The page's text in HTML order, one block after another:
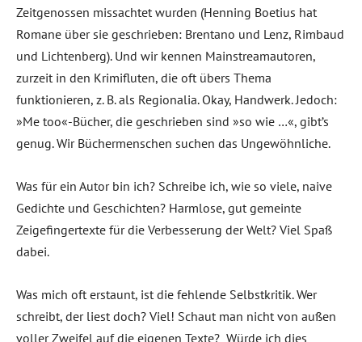
Zeitgenossen missachtet wurden (Henning Boetius hat
Romane über sie geschrieben: Brentano und Lenz, Rimbaud
und Lichtenberg). Und wir kennen Mainstreamautoren,
zurzeit in den Krimifluten, die oft übers Thema
funktionieren, z. B. als Regionalia. Okay, Handwerk. Jedoch:
»Me too«-Bücher, die geschrieben sind »so wie …«, gibt’s
genug. Wir Büchermenschen suchen das Ungewöhnliche.
Was für ein Autor bin ich? Schreibe ich, wie so viele, naive
Gedichte und Geschichten? Harmlose, gut gemeinte
Zeigefingertexte für die Verbesserung der Welt? Viel Spaß
dabei.
Was mich oft erstaunt, ist die fehlende Selbstkritik. Wer
schreibt, der liest doch? Viel! Schaut man nicht von außen
voller Zweifel auf die eigenen Texte? Würde ich dies